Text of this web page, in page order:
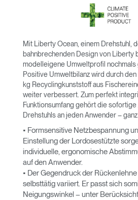
Mit Liberty Ocean, einem Drehstuhl,
bahnbrechenden Design von Liberty
modelleigene Umweltprofil
Positive Umweltbilanz wird durch
kg Recyclingkunststoff aus
weiter verbessert. Zum perfekt
Funktionsumfang gehört die
Drehstuhls an jeden Anwender –
• Formsensitive Netzbespannung
Einstellung der Lordosestützte
individuelle, ergonomische
auf den Anwender.
• Der Gegendruck der
selbsttätig variiert. Er passt sich
Neigungswinkel – unter